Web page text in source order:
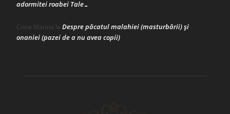
adormitei roabei Tale…
Crina Marina la Despre păcatul malahiei (masturbării) şi
onaniei (pazei de a nu avea copii)